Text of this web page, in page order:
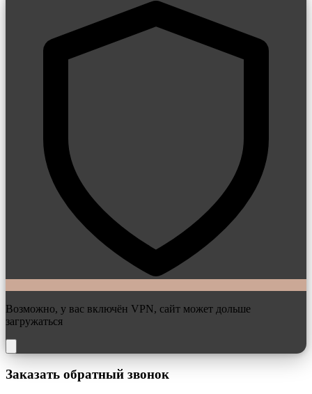
Возможно, у вас включён VPN, сайт может дольше
загружаться
Заказать обратный звонок